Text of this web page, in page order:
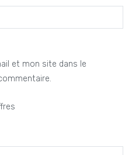
et mon site dans le